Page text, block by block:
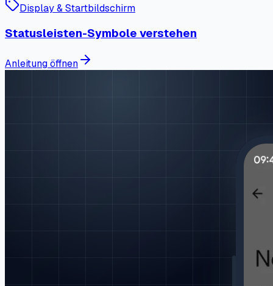
Display & Startbildschirm
Statusleisten-Symbole verstehen
Anleitung öffnen